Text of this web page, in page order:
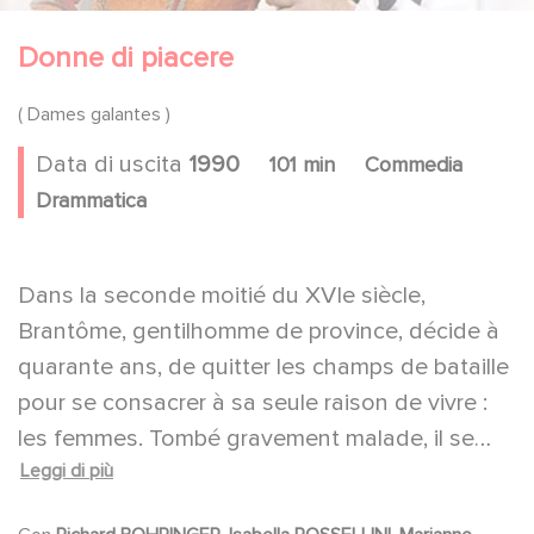
Donne di piacere
( Dames galantes )
Data di uscita 1990 101 min
Commedia
Drammatica
Dans la seconde moitié du XVIe siècle,
Brantôme, gentilhomme de province, décide à
quarante ans, de quitter les champs de bataille
pour se consacrer à sa seule raison de vivre :
les femmes. Tombé gravement malade, il se
met à écrire sur toutes celles qu'il a aimées,
Leggi di più